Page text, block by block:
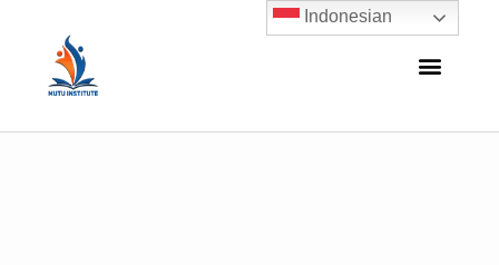
Indonesian